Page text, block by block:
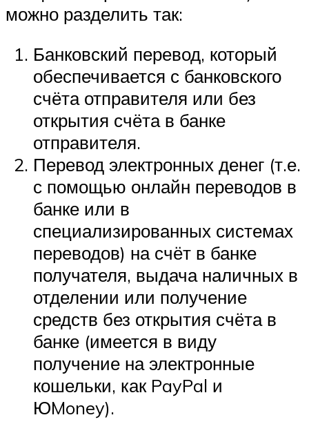
можно разделить так:
Банковский перевод, который
обеспечивается с банковского
счёта отправителя или без
открытия счёта в банке
отправителя.
Перевод электронных денег (т.е.
с помощью онлайн переводов в
банке или в
специализированных системах
переводов) на счёт в банке
получателя, выдача наличных в
отделении или получение
средств без открытия счёта в
банке (имеется в виду
получение на электронные
кошельки, как PayPal и
ЮMoney).